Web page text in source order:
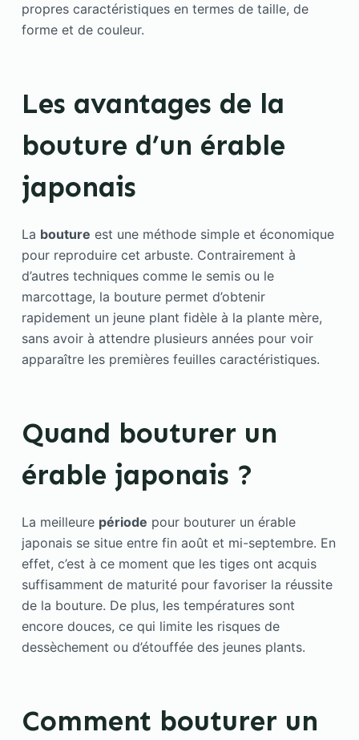
propres caractéristiques en termes de taille, de
forme et de couleur.
Les avantages de la
bouture d’un érable
japonais
La bouture est une méthode simple et économique
pour reproduire cet arbuste. Contrairement à
d’autres techniques comme le semis ou le
marcottage, la bouture permet d’obtenir
rapidement un jeune plant fidèle à la plante mère,
sans avoir à attendre plusieurs années pour voir
apparaître les premières feuilles caractéristiques.
Quand bouturer un
érable japonais ?
La meilleure période pour bouturer un érable
japonais se situe entre fin août et mi-septembre. En
effet, c’est à ce moment que les tiges ont acquis
suffisamment de maturité pour favoriser la réussite
de la bouture. De plus, les températures sont
encore douces, ce qui limite les risques de
dessèchement ou d’étouffée des jeunes plants.
Comment bouturer un